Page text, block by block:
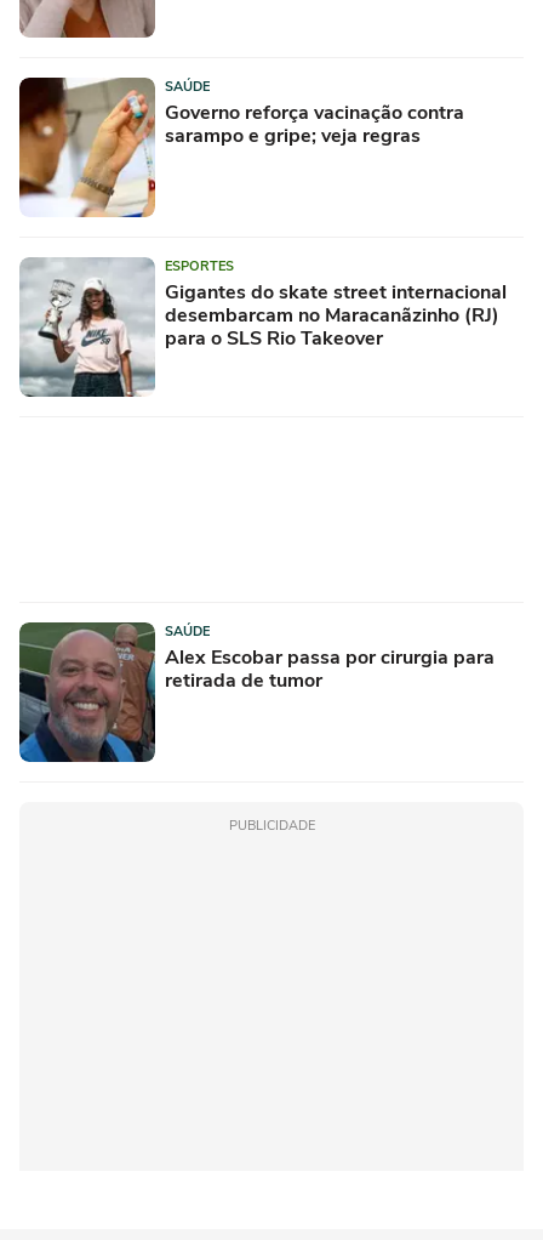
SAÚDE
Governo reforça vacinação contra
sarampo e gripe; veja regras
ESPORTES
Gigantes do skate street internacional
desembarcam no Maracanãzinho (RJ)
para o SLS Rio Takeover
SAÚDE
Alex Escobar passa por cirurgia para
retirada de tumor
PUBLICIDADE